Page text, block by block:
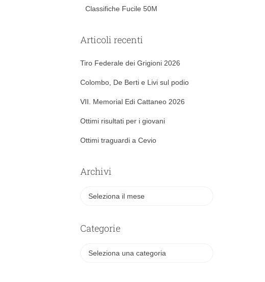
Classifiche Fucile 50M
Articoli recenti
Tiro Federale dei Grigioni 2026
Colombo, De Berti e Livi sul podio
VII. Memorial Edi Cattaneo 2026
Ottimi risultati per i giovani
Ottimi traguardi a Cevio
Archivi
Categorie